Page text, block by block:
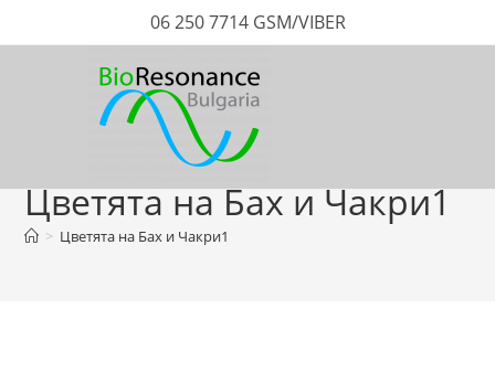
06 250 7714 GSM/VIBER
Цветята на Бах и Чакри1
> Цветята на Бах и Чакри1